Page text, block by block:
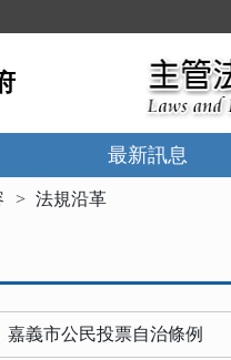
最新訊息
法規沿革
嘉義市公民投票自治條例